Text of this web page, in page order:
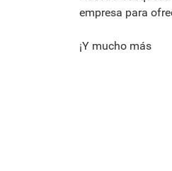
empresa para
¡Y mucho más